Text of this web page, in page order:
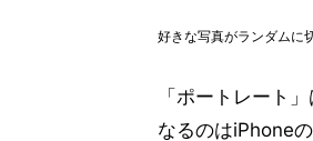
好きな写真がランダムに
「ポートレート
なるのはiPhone